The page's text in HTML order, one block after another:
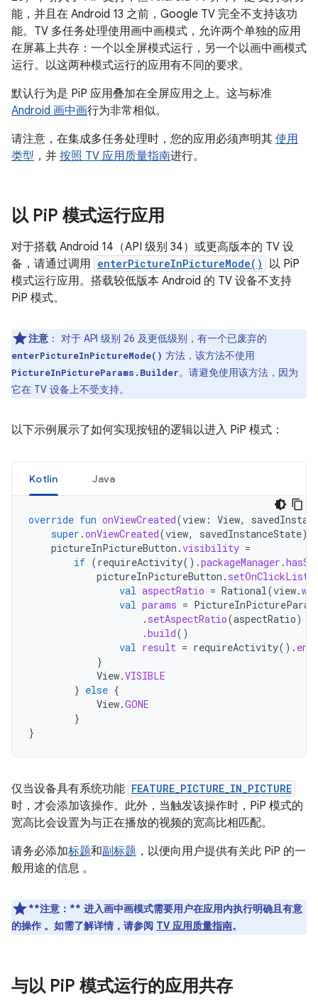
能，并且在 Android 13 之前，Google TV 完全不支持该功
能。TV 多任务处理使用画中画模式，允许两个单独的应用
在屏幕上共存：一个以全屏模式运行，另一个以画中画模式
运行。以这两种模式运行的应用有不同的要求。
默认行为是 PiP 应用叠加在全屏应用之上。这与标准
Android 画中画行为非常相似。
请注意，在集成多任务处理时，您的应用必须声明其 使用
类型 ，并 按照 TV 应用质量指南进行。
以 PiP 模式运行应用
对于搭载 Android 14（API 级别 34）或更高版本的 TV 设
备，请通过调用 enterPictureInPictureMode()
以 PiP
模式运行应用。搭载较低版本 Android 的 TV 设备不支持
PiP 模式。
注意 ： 对于 API 级别 26 及更低级别，有一个已废弃的
enterPictureInPictureMode() 方法，该方法不使用
PictureInPictureParams.Builder。请避免使用该方法，因为
它在 TV 设备上不受支持。
以下示例展示了如何实现按钮的逻辑以进入 PiP 模式：
Kotlin Java
override fun onViewCreated(view : View,
super .onViewCreated(view, savedInstanceState)
pictureInPictureButton .visibility =
if (requireActivity().packageManager .
pictureInPictureButton .
val aspectRatio = Rational(view.
val params =
. setAspectRatio(aspectRatio)
.build()
val result = requireActivity().
}
View.VISIBLE
} else {
View.GONE
}
}
仅当设备具有系统功能 FEATURE_PICTURE_IN_PICTURE
时，才会添加该操作。此外，当触发该操作时，PiP 模式的
宽高比会设置为与正在播放的视频的宽高比相匹配。
请务必添加标题和副标题 ，以便向用户提供有关此 PiP 的一
般用途的信息 。
**注意：** 进入画中画模式需要用户在应用内执行明确且有意
的操作 。如需了解详情，请参阅 TV 应用质量指南。
与以 PiP 模式运行的应用共存